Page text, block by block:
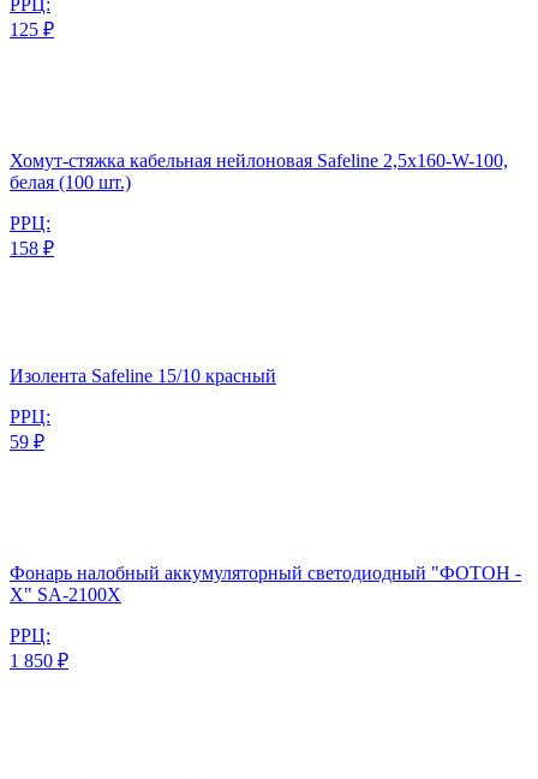
РРЦ:
125 ₽
Хомут-стяжка кабельная нейлоновая Safeline 2,5x160-W-100,
белая (100 шт.)
РРЦ:
158 ₽
Изолента Safeline 15/10 красный
РРЦ:
59 ₽
Фонарь налобный аккумуляторный светодиодный "ФОТОН -
Х" SA-2100X
РРЦ:
1 850 ₽